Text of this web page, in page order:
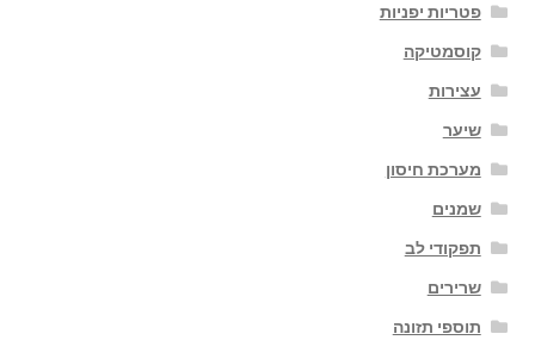
פטריות יפניות
קוסמטיקה
עצירות
שיער
מערכת חיסון
שמנים
תפקודי לב
שרירים
תוספי תזונה